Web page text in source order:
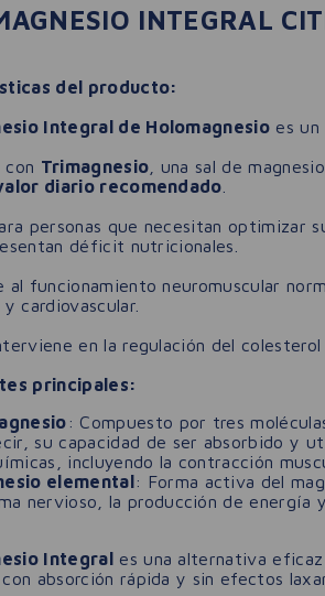
INTEGRAL
del producto:
Integral de Holomagnesio es
con Trimagnesio , una sal de
diario recomendado
personas que necesitan optimizar
déficit nutricionales.
al funcionamiento neuromuscular
cardiovascular.
en la regulación del
principales:
: Compuesto por tres
su capacidad de ser absorbido y
incluyendo la contracción
elemental: Forma activa del
nervioso, la producción de energía
Integrales una alternativa eficaz
absorción rápida y sin efectos